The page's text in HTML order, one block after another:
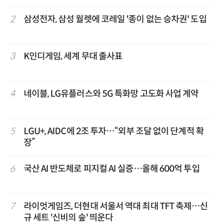
2 삼성전자, 삼성 월렛에 코레일 '종이 없는 승차권' 도입
3 K인디게임, 세계 무대 출사표
4 네이블, LG유플러스와 5G 특화망 고도화 사업 계약
5
LGU+, AIDC에 2조 투자…“외부 조달 없이 단계적 확
장”
6 국산 AI 반도체로 피지컬 AI 실증…올해 600억 투입
7
라이엇게임즈, 더현대 서울서 역대 최대 TFT 축제…신
규 세트 '신비의 숲' 띄운다